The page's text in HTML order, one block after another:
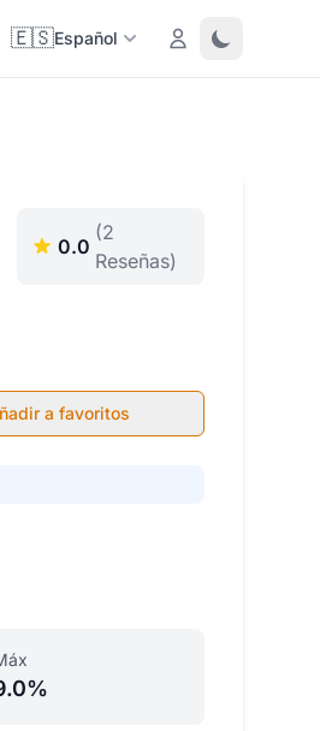
🇪🇸Español Login Toggle
0.0
(2
Reseñas)
a favoritos